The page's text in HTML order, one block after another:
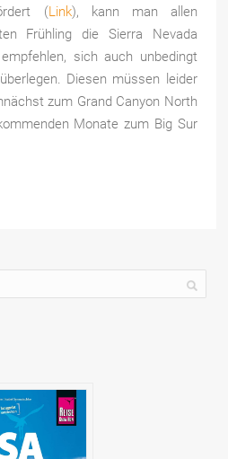
(Link), kann man allen
Frühling die Sierra Nevada
sich auch unbedingt
Diesen müssen leider
zum Grand Canyon North
Monate zum Big Sur